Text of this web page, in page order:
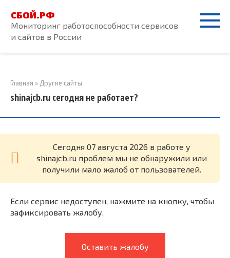
контенту
СБОЙ.РФ
Мониторинг работоспособности сервисов
и сайтов в России
Главная » Другие сайты
shinajcb.ru сегодня не работает?
Cегодня 07 августа 2026 в работе у
shinajcb.ru проблем мы не обнаружили или
получили мало жалоб от пользователей.
Если сервис недоступен, нажмите на кнопку, чтобы
зафиксировать жалобу.
Оставить жалобу